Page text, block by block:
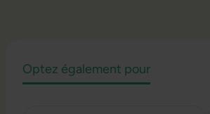
Optez également pour